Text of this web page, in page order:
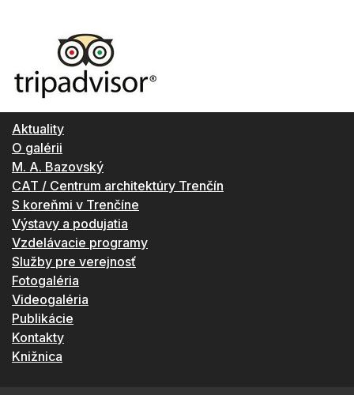
Aktuality
O galérii
M. A. Bazovský
CAT / Centrum architektúry Trenčín
S koreňmi v Trenčíne
Výstavy a podujatia
Vzdelávacie programy
Služby pre verejnosť
Fotogaléria
Videogaléria
Publikácie
Kontakty
Knižnica